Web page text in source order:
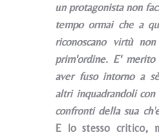
un protagonista non
tempo ormai che a
riconoscano virtù
prim'ordine. E'
aver fuso intorno a
altri inquadrandoli
confronti della sua
E lo stesso critico,